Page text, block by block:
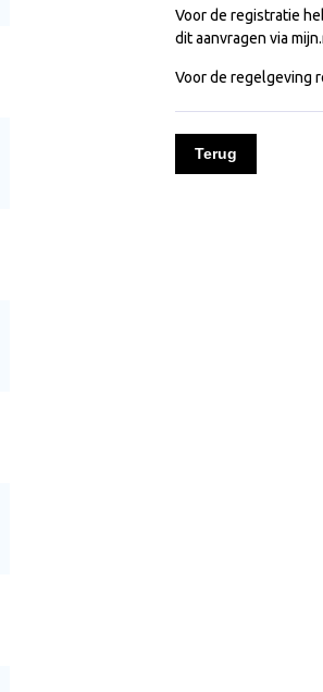
Voor de registratie
dit aanvragen via
Voor de regelgeving
Terug